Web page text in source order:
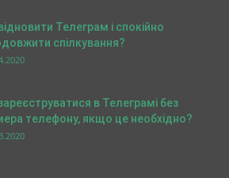
Телеграм і спокійно
спілкування?
в Телеграмі без
телефону, якщо це необхідно?